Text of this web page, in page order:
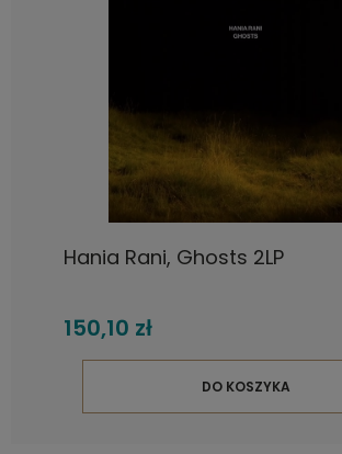
Hania Rani, Ghosts 2LP
150,10 zł
DO KOSZYKA